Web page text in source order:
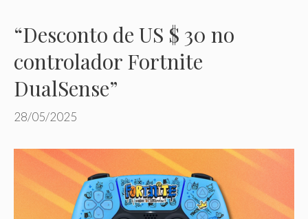
“Desconto de US $ 30 no
controlador Fortnite
DualSense”
28/05/2025